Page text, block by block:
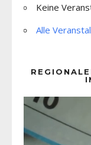
Keine
Alle